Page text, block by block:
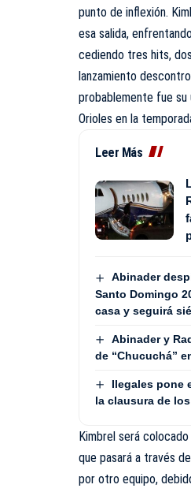
punto de inflexión.
esa salida,
cediendo tres hits,
lanzamiento
probablemente fue su
Orioles en la
Leer Más
Abinader
Santo Domingo
casa y seguirá
Abinader y
de “Chucuchá”
Ilegales pone
la clausura de
Kimbrel será
que pasará a través
por otro equipo,